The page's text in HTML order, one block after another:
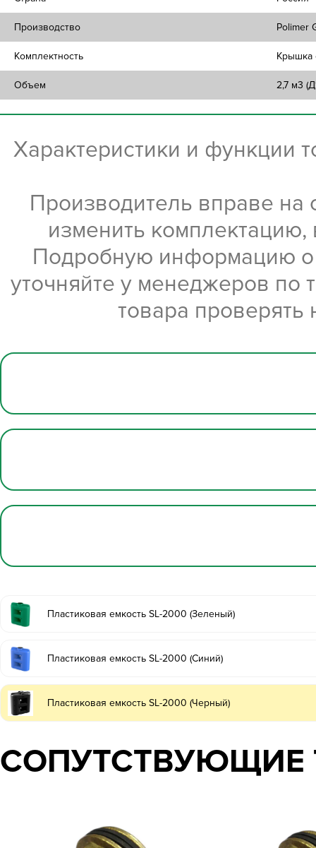
Производство Polimer
Комплектность Крышка
Объем 2,7 м3
Характеристики и функции
Производитель вправе на
изменить комплектацию,
Подробную информацию о
уточняйте у менеджеров по
товара
Пластиковая емкость SL-2000 (Зеленый)
Пластиковая емкость SL-2000 (Синий)
Пластиковая емкость SL-2000 (Черный)
СОПУТСТВУЮЩИЕ